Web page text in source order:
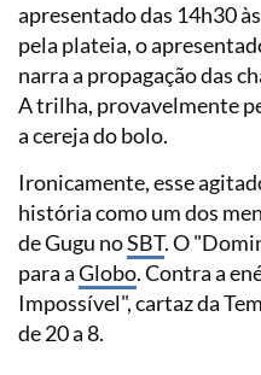
apresentado das 14h30
pela plateia, o
narra a propagação das
A trilha, provavelmente
a cereja do bolo.
Ironicamente, esse
história como um dos
de Gugu noSBT. O
para aGlobo. Contra a
Impossível", cartaz da
de 20 a 8.